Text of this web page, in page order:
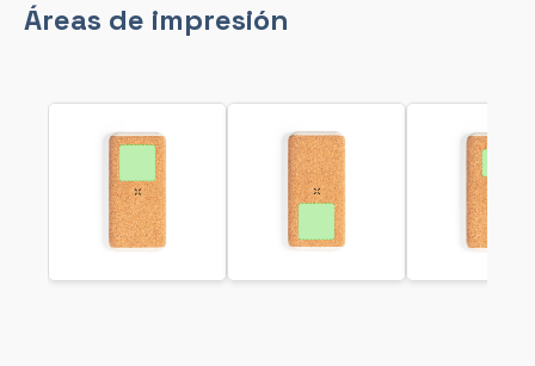
Áreas de impresión